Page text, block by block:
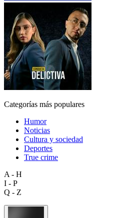
Categorías más populares
Humor
Noticias
Cultura y sociedad
Deportes
True crime
A - H
I - P
Q - Z